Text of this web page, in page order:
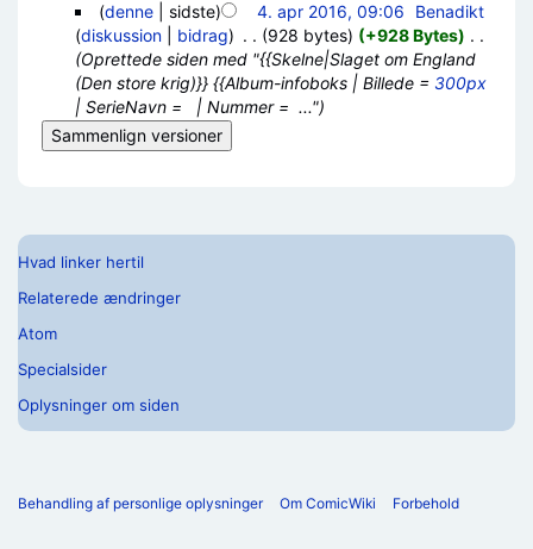
(denne| sidste) 4. apr 2016, 09:06
Benadikt
(diskussion| bidrag) . . (928 bytes) (+928 Bytes) . .
(Oprettede siden med "{{Skelne|Slaget om England
(Den store krig)}} {{Album-infoboks | Billede = 300px
| SerieNavn = | Nummer = ...")
Hvad linker hertil
Relaterede ændringer
Atom
Specialsider
Oplysninger om siden
Behandling af personlige oplysninger Om ComicWiki Forbehold